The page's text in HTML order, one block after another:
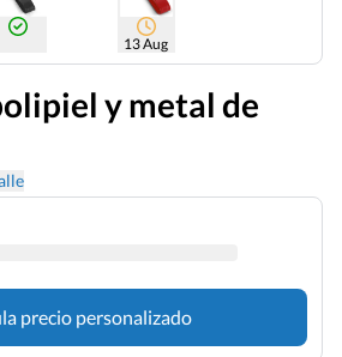
13 Aug
y metal de
precio personalizado